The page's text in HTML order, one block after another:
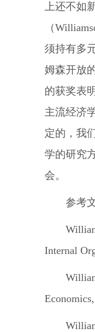
上还不如
（
须持有多
姆森开放
的获奖表
主流经济
定的，我
学的研究
会。
参考
Internal